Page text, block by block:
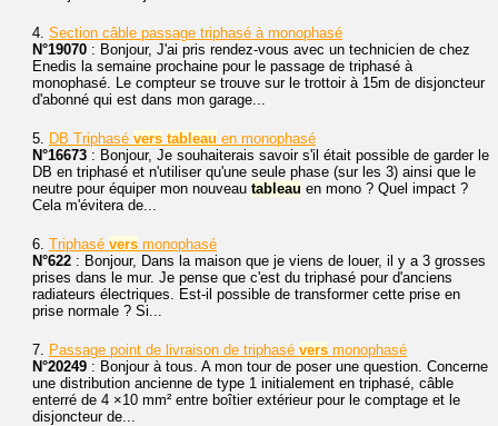
4. Section câble passage triphasé à monophasé
N°19070 : Bonjour, J'ai pris rendez-vous avec un technicien de chez
Enedis la semaine prochaine pour le passage de triphasé à
monophasé. Le compteur se trouve sur le trottoir à 15m de disjoncteur
d'abonné qui est dans mon garage...
5. DB Triphasé vers tableau en monophasé
N°16673 : Bonjour, Je souhaiterais savoir s'il était possible de garder le
DB en triphasé et n'utiliser qu'une seule phase (sur les 3) ainsi que le
neutre pour équiper mon nouveau tableau en mono ? Quel impact ?
Cela m'évitera de...
6. Triphasé vers monophasé
N°622 : Bonjour, Dans la maison que je viens de louer, il y a 3 grosses
prises dans le mur. Je pense que c'est du triphasé pour d'anciens
radiateurs électriques. Est-il possible de transformer cette prise en
prise normale ? Si...
7. Passage point de livraison de triphasé vers monophasé
N°20249 : Bonjour à tous. A mon tour de poser une question. Concerne
une distribution ancienne de type 1 initialement en triphasé, câble
enterré de 4 ×10 mm² entre boîtier extérieur pour le comptage et le
disjoncteur de...